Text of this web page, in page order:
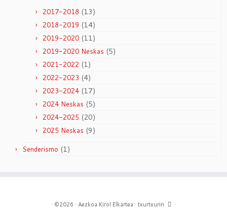
2017-2018 (13)
2018-2019 (14)
2019-2020 (11)
2019-2020 Neskas (5)
2021-2022 (1)
2022-2023 (4)
2023-2024 (17)
2024 Neskas (5)
2024-2025 (20)
2025 Neskas (9)
Senderismo (1)
· ©2026 · Aezkoa Kirol Elkartea · txurtxurin ·